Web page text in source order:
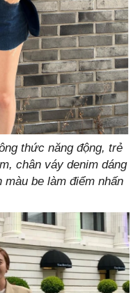
thức năng động, trẻ
chân váy denim dáng
be làm điểm nhấn